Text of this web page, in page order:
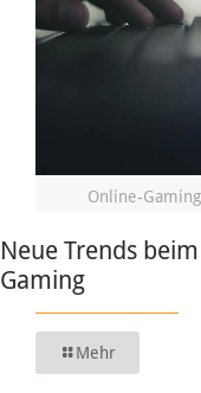
Online-
Neue Trends
Gaming
Mehr